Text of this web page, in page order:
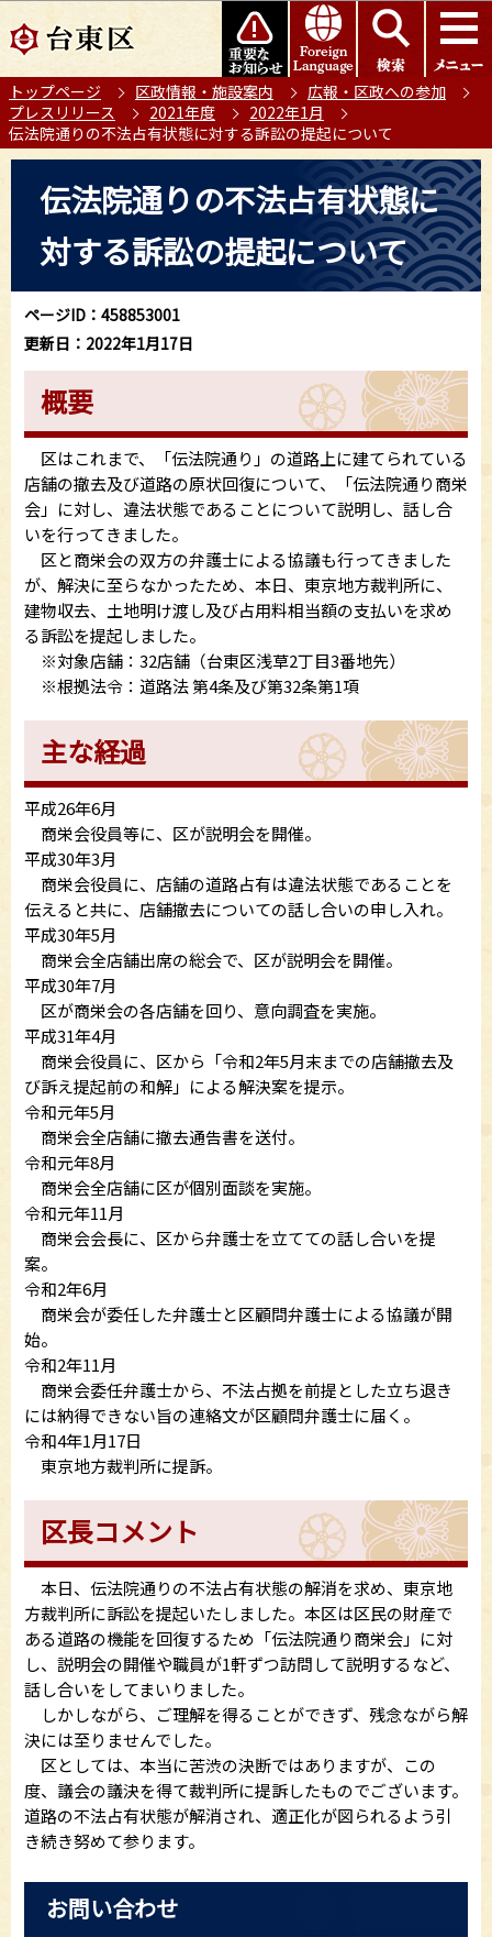
の
ー
ジ
の
このページの本文へ移動
トップページ 区政情報・施設案内
広報・区政への参加
プレスリリース
2021年度
2022年1月
伝法院通りの不法占有状態に対する訴訟の提起について
ら
伝法院通りの不法占有状態に
対する訴訟の提起について
ページID：458853001
更新日：2022年1月17日
概要
区はこれまで、「伝法院通り」の道路上に建てられている
店舗の撤去及び道路の原状回復について、「伝法院通り商栄
会」に対し、違法状態であることについて説明し、話し合
いを行ってきました。
区と商栄会の双方の弁護士による協議も行ってきました
が、解決に至らなかったため、本日、東京地方裁判所に、
建物収去、土地明け渡し及び占用料相当額の支払いを求め
る訴訟を提起しました。
※対象店舗：32店舗（台東区浅草2丁目3番地先）
※根拠法令：道路法 第4条及び第32条第1項
主な経過
平成26年6月
商栄会役員等に、区が説明会を開催。
平成30年3月
商栄会役員に、店舗の道路占有は違法状態であることを
伝えると共に、店舗撤去についての話し合いの申し入れ。
平成30年5月
商栄会全店舗出席の総会で、区が説明会を開催。
平成30年7月
区が商栄会の各店舗を回り、意向調査を実施。
平成31年4月
商栄会役員に、区から「令和2年5月末までの店舗撤去及
び訴え提起前の和解」による解決案を提示。
令和元年5月
商栄会全店舗に撤去通告書を送付。
令和元年8月
商栄会全店舗に区が個別面談を実施。
令和元年11月
商栄会会長に、区から弁護士を立てての話し合いを提
案。
令和2年6月
商栄会が委任した弁護士と区顧問弁護士による協議が開
始。
令和2年11月
商栄会委任弁護士から、不法占拠を前提とした立ち退き
には納得できない旨の連絡文が区顧問弁護士に届く。
令和4年1月17日
東京地方裁判所に提訴。
区長コメント
本日、伝法院通りの不法占有状態の解消を求め、東京地
方裁判所に訴訟を提起いたしました。本区は区民の財産で
ある道路の機能を回復するため「伝法院通り商栄会」に対
し、説明会の開催や職員が1軒ずつ訪問して説明するなど、
話し合いをしてまいりました。
しかしながら、ご理解を得ることができず、残念ながら解
決には至りませんでした。
区としては、本当に苦渋の決断ではありますが、この
度、議会の議決を得て裁判所に提訴したものでございます。
道路の不法占有状態が解消され、適正化が図られるよう引
き続き努めて参ります。
お問い合わせ